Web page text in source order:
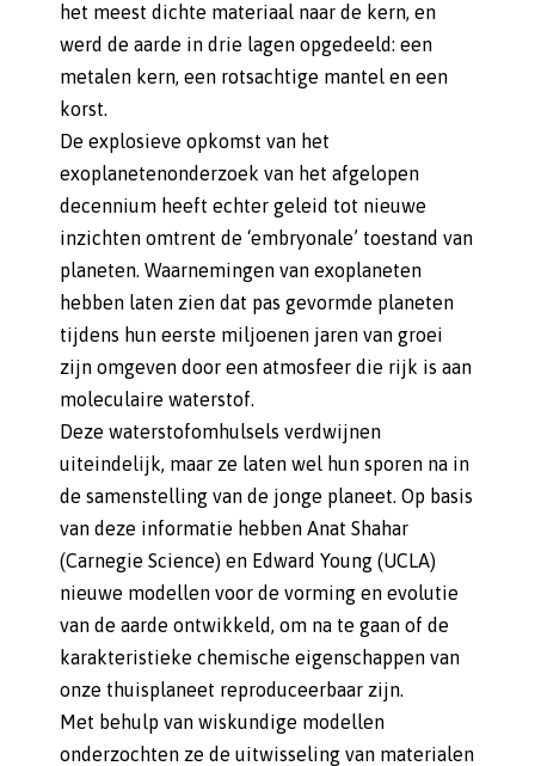
het meest dichte materiaal naar de kern, en
werd de aarde in drie lagen opgedeeld: een
metalen kern, een rotsachtige mantel en een
korst.
De explosieve opkomst van het
exoplanetenonderzoek van het afgelopen
decennium heeft echter geleid tot nieuwe
inzichten omtrent de ‘embryonale’ toestand van
planeten. Waarnemingen van exoplaneten
hebben laten zien dat pas gevormde planeten
tijdens hun eerste miljoenen jaren van groei
zijn omgeven door een atmosfeer die rijk is aan
moleculaire waterstof.
Deze waterstofomhulsels verdwijnen
uiteindelijk, maar ze laten wel hun sporen na in
de samenstelling van de jonge planeet. Op basis
van deze informatie hebben Anat Shahar
(Carnegie Science) en Edward Young (UCLA)
nieuwe modellen voor de vorming en evolutie
van de aarde ontwikkeld, om na te gaan of de
karakteristieke chemische eigenschappen van
onze thuisplaneet reproduceerbaar zijn.
Met behulp van wiskundige modellen
onderzochten ze de uitwisseling van materialen